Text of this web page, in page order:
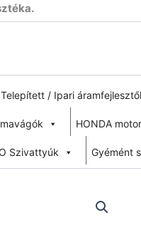
Telepített / Ipari
HONDA
Szivattyúk Gyémént